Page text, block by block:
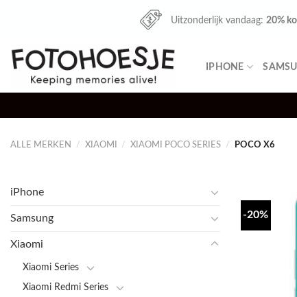
Uitzonderlijk vandaag:20%
IPHONE
ALLE MERKEN / XIAOMI / XIAOMI POCO SERIES / POCO X6
iPhone
Samsung
Xiaomi
Xiaomi Series
Xiaomi Redmi Series
-20%